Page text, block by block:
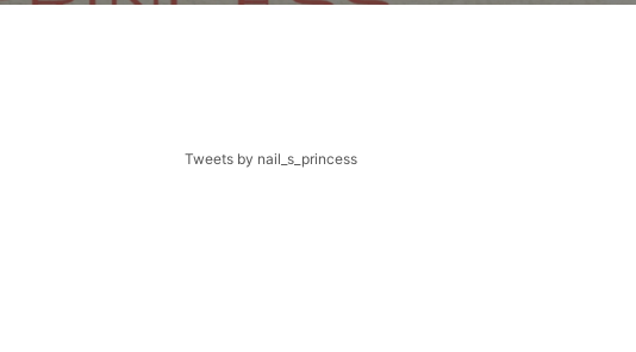
Tweets by nail_s_princess